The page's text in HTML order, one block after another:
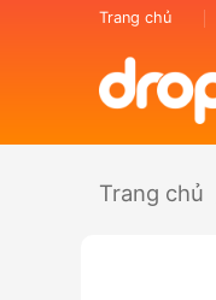
Trang chủ
Trang chủ